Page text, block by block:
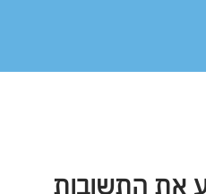
את התשובות